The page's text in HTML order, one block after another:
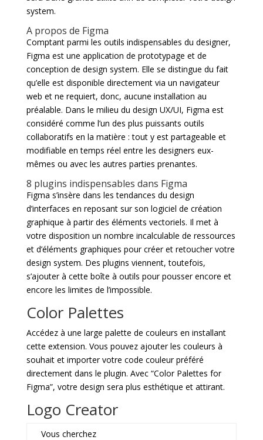
system.
A propos de Figma
Comptant parmi les outils indispensables du designer,
Figma est une application de prototypage et de
conception de design system. Elle se distingue du fait
qu’elle est disponible directement via un navigateur
web et ne requiert, donc, aucune installation au
préalable. Dans le milieu du design UX/UI, Figma est
considéré comme l’un des plus puissants outils
collaboratifs en la matière : tout y est partageable et
modifiable en temps réel entre les designers eux-
mêmes ou avec les autres parties prenantes.
8 plugins indispensables dans Figma
Figma s’insère dans les tendances du design
d’interfaces en reposant sur son logiciel de création
graphique à partir des éléments vectoriels. Il met à
votre disposition un nombre incalculable de ressources
et d’éléments graphiques pour créer et retoucher votre
design system. Des plugins viennent, toutefois,
s’ajouter à cette boîte à outils pour pousser encore et
encore les limites de l’impossible.
Color Palettes
Accédez à une large palette de couleurs en installant
cette extension. Vous pouvez ajouter les couleurs à
souhait et importer votre code couleur préféré
directement dans le plugin. Avec “Color Palettes for
Figma”, votre design sera plus esthétique et attirant.
Logo Creator
Vous cherchez